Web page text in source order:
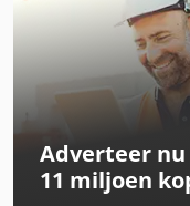
Ciata 55 Slc
Ciata Am Pro 290
Dra
Gesan Dvs 130
Adverteer nu
11 miljoen